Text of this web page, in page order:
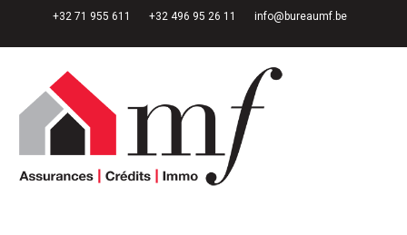
+32 71 955 611 +32 496 95 26 11 info@bureaumf.be